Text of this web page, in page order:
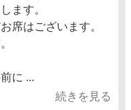
ます。
席はございます。
に ...
続きを見る